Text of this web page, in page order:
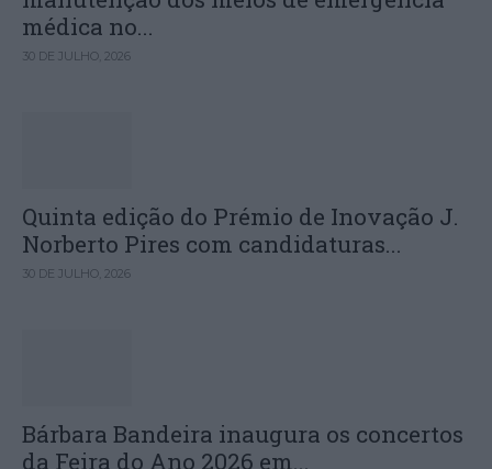
médica no...
30 DE JULHO, 2026
Quinta edição do Prémio de Inovação J.
Norberto Pires com candidaturas...
30 DE JULHO, 2026
Bárbara Bandeira inaugura os concertos
da Feira do Ano 2026 em...